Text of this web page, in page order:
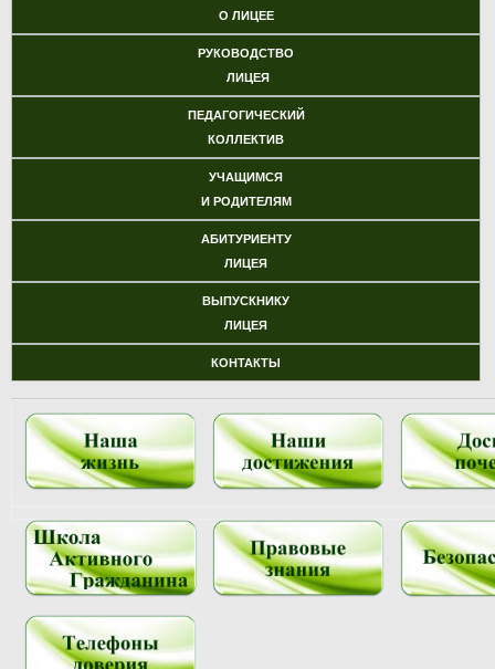
О ЛИЦЕЕ
РУКОВОДСТВО
ЛИЦЕЯ
ПЕДАГОГИЧЕСКИЙ
КОЛЛЕКТИВ
УЧАЩИМСЯ
И РОДИТЕЛЯМ
АБИТУРИЕНТУ
ЛИЦЕЯ
ВЫПУСКНИКУ
ЛИЦЕЯ
КОНТАКТЫ